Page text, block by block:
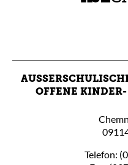
FFENE KINDER-
Telefon: